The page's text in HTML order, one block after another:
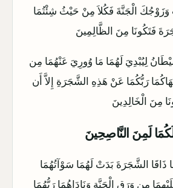
وَزَوْجُكَ الْجَنَّةَ فَكُلاَ مِنْ حَيْثُ شِئْتُمَا
فَتَكُونَا مِنَ الظَّالِمِينَ
لِيُبْدِيَ لَهُمَا مَا وُورِيَ عَنْهُمَا مِن
رَبُّكُمَا عَنْ هَذِهِ الشَّجَرَةِ إِلاَّ أَن
مِنَ الْخَالِدِينَ
لَمِنَ النَّاصِحِينَ
ذَاقَا الشَّجَرَةَ بَدَتْ لَهُمَا سَوْآتُهُمَا
مِن وَرَقِ الْجَنَّةِ وَنَادَاهُمَا رَبُّهُمَا